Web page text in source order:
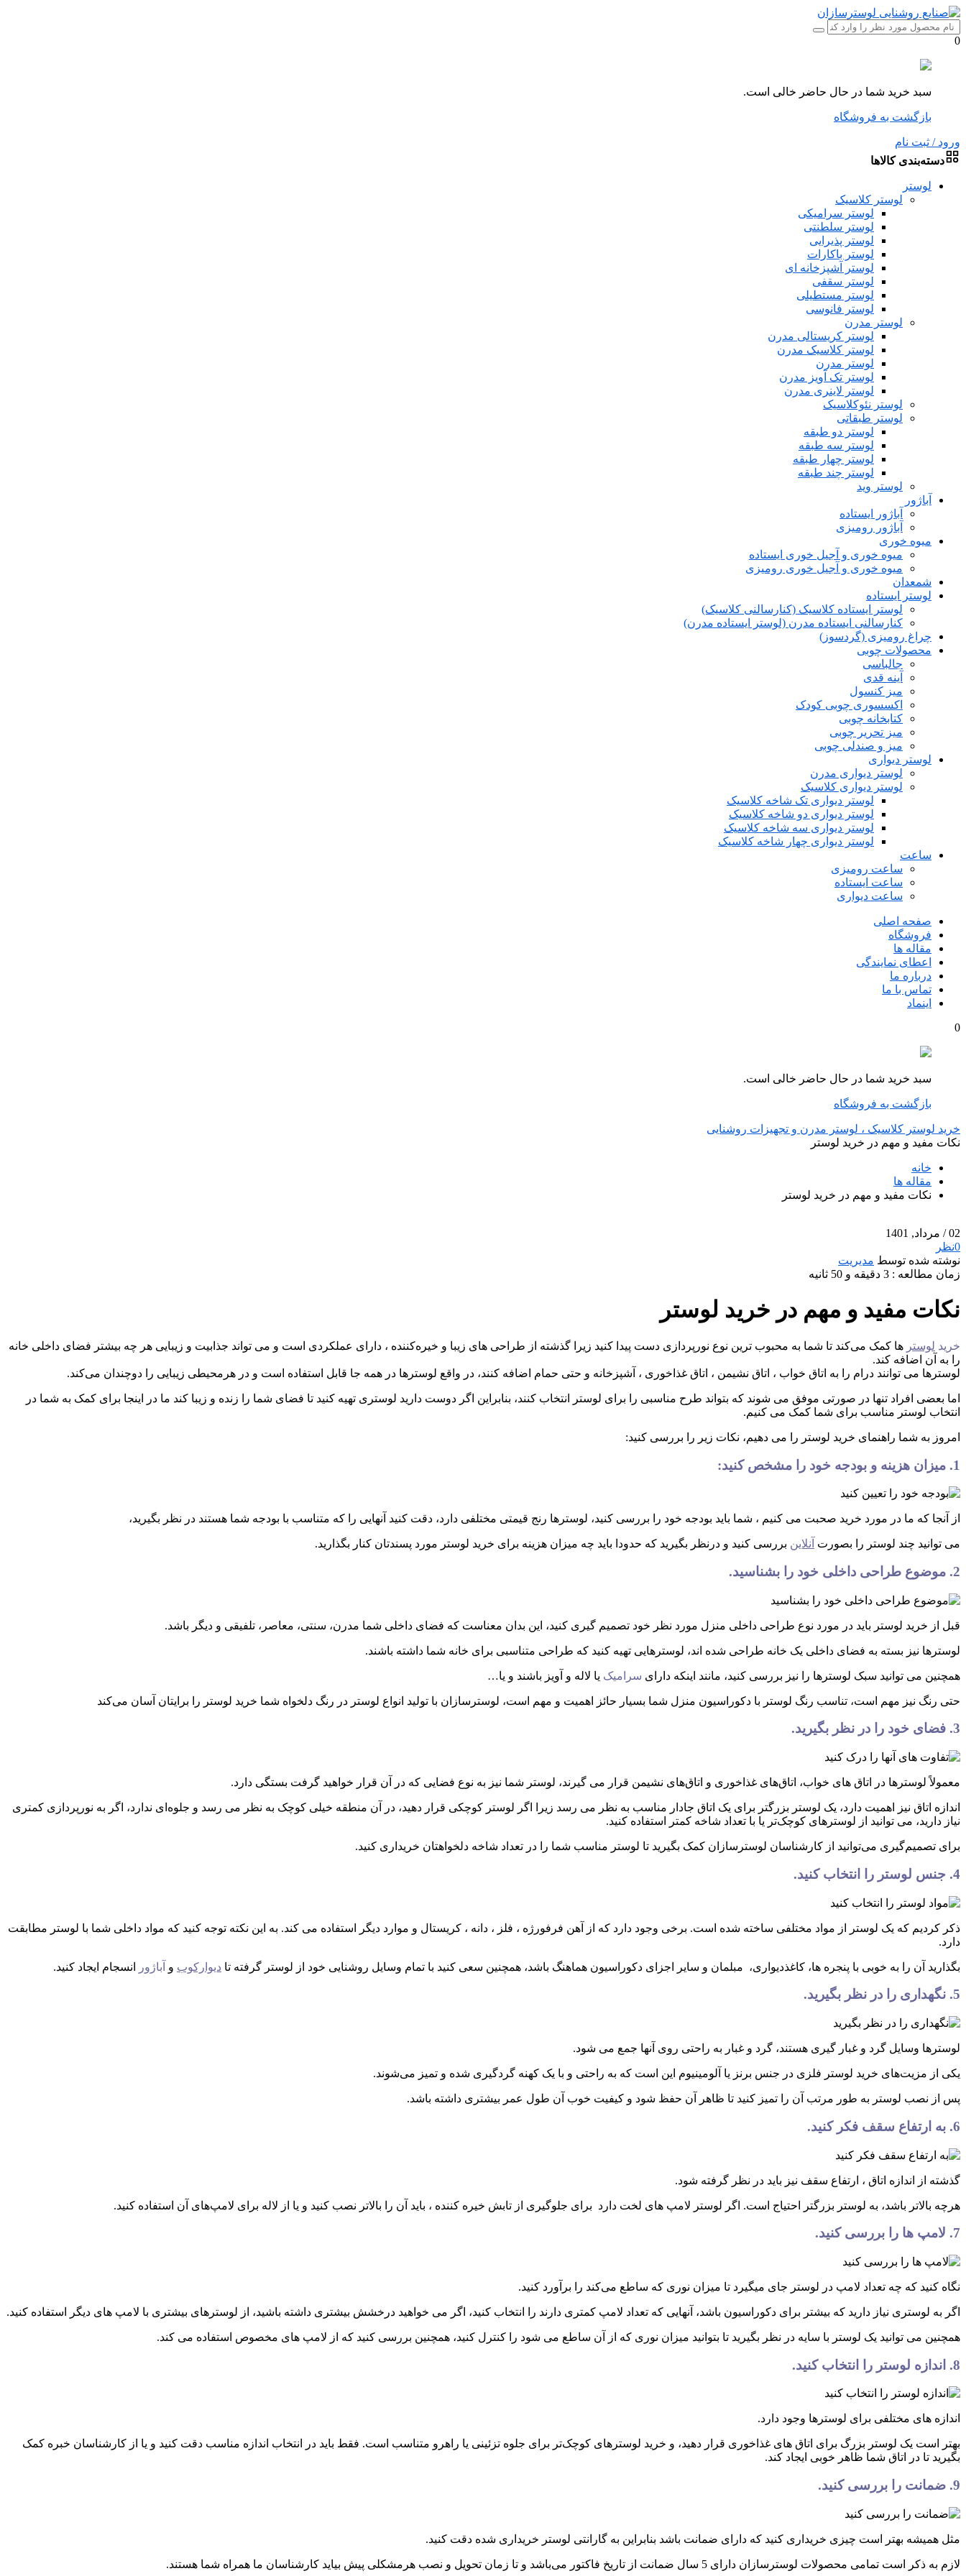
0
سبد خرید شما در حال حاضر خالی است.
بازگشت به فروشگاه
ورود / ثبت نام
دسته‌بندی کالاها
لوستر
لوستر کلاسیک
لوستر سرامیکی
لوستر سلطنتی
لوستر پذیرایی
لوستر باکارات
لوستر آشپزخانه ای
لوستر سقفی
لوستر مستطیلی
لوستر فانوسی
لوستر مدرن
لوستر کریستالی مدرن
لوستر کلاسیک مدرن
لوستر مدرن
لوستر تک آویز مدرن
لوستر لاینری مدرن
لوستر نئوکلاسیک
لوستر طبقاتی
لوستر دو طبقه
لوستر سه طبقه
لوستر چهار طبقه
لوستر چند طبقه
لوستر وید
آباژور
آباژور ایستاده
آباژور رومیزی
میوه خوری
میوه خوری و آجیل خوری ایستاده
میوه خوری و آجیل خوری رومیزی
شمعدان
لوستر ایستاده
لوستر ایستاده کلاسیک (کنارسالنی کلاسیک)
کنارسالنی ایستاده مدرن (لوستر ایستاده مدرن)
چراغ رومیزی (گردسوز)
محصولات چوبی
جالباسی
آینه قدی
میز کنسول
اکسسوری چوبی کودک
کتابخانه چوبی
میز تحریر چوبی
میز و صندلی چوبی
لوستر دیواری
لوستر دیواری مدرن
لوستر دیواری کلاسیک
لوستر دیواری تک شاخه کلاسیک
لوستر دیواری دو شاخه کلاسیک
لوستر دیواری سه شاخه کلاسیک
لوستر دیواری چهار شاخه کلاسیک
ساعت
ساعت رومیزی
ساعت ایستاده
ساعت دیواری
صفحه اصلی
فروشگاه
مقاله ها
اعطای نمایندگی
درباره ما
تماس با ما
اینماد
0
سبد خرید شما در حال حاضر خالی است.
بازگشت به فروشگاه
خرید لوستر کلاسیک ، لوستر مدرن و تجهیزات روشنایی
نکات مفید و مهم در خرید لوستر
خانه
مقاله ها
نکات مفید و مهم در خرید لوستر
02 / مرداد, 1401
0نظر
نوشته شده توسط مدیریت
زمان مطالعه : 3 دقیقه و 50 ثانیه
نکات مفید و مهم در خرید لوستر
خرید لوستر ها کمک می‌کند تا شما به محبوب ترین نوع نورپردازی دست پیدا کنید زیرا گذشته از طراحی های زیبا و خیره‌کننده ، دارای عملکردی است و می تواند جذابیت و زیبایی هر چه بیشتر فضای داخلی خانه
را به آن اضافه کند.
لوسترها می توانند درام را به اتاق خواب ، اتاق نشیمن ، اتاق غذاخوری ، آشپزخانه و حتی حمام اضافه كنند، در واقع لوسترها در همه جا قابل استفاده است و در هرمحیطی زیبایی را دوچندان می‌کند.
اما بعضی افراد تنها در صورتی موفق می شوند که بتواند طرح مناسبی را برای لوستر انتخاب کنند، بنابراین اگر دوست دارید لوستری تهیه کنید تا فضای شما را زنده و زیبا کند ما در اینجا برای کمک به شما در
انتخاب لوستر مناسب برای شما کمک می کنیم.
امروز به شما راهنمای خرید لوستر را می دهیم، نکات زیر را بررسی کنید:
1. میزان هزینه و بودجه خود را مشخص کنید:
از آنجا که ما در مورد خرید صحبت می کنیم ، شما باید بودجه خود را بررسی کنید، لوسترها رنج قیمتی مختلفی دارد، دقت کنید آنهایی را که متناسب با بودجه شما هستند در نظر بگیرید،
می توانید چند لوستر را بصورت آنلاین بررسی کنید و درنظر بگیرید که حدودا باید چه میزان هزینه برای خرید لوستر مورد پسندتان کنار بگذارید.
2. موضوع طراحی داخلی خود را بشناسید.
قبل از خرید لوستر باید در مورد نوع طراحی داخلی منزل مورد نظر خود تصمیم گیری کنید، این بدان معناست که فضای داخلی شما مدرن، سنتی، معاصر، تلفیقی و دیگر باشد.
لوسترها نیز بسته به فضای داخلی یک خانه طراحی شده اند، لوسترهایی تهیه کنید که طراحی متناسبی برای خانه شما داشته باشند.
همچنین می توانید سبک لوسترها را نیز بررسی کنید، مانند اینکه دارای سرامیک یا لاله و آویز باشند و یا…
حتی رنگ نیز مهم است، تناسب رنگ لوستر با دکوراسیون منزل شما بسیار حائز اهمیت و مهم است، لوسترسازان با تولید انواع لوستر در رنگ دلخواه شما خرید لوستر را برایتان آسان می‌کند
3. فضای خود را در نظر بگیرید.
معمولاً لوسترها در اتاق های خواب، اتاق‌های غذاخوری و اتاق‌های نشیمن قرار می گیرند، لوستر شما نیز به نوع فضایی که در آن قرار خواهید گرفت بستگی دارد.
اندازه اتاق نیز اهمیت دارد، یک لوستر بزرگتر برای یک اتاق جادار مناسب به نظر می رسد زیرا اگر لوستر کوچکی قرار دهید، در آن منطقه خیلی کوچک به نظر می رسد و جلوه‌ای ندارد، اگر به نورپردازی کمتری
نیاز دارید، می توانید از لوسترهای کوچک‌تر یا با تعداد شاخه کمتر استفاده کنید.
برای تصمیم‌گیری می‌توانید از کارشناسان لوسترسازان کمک بگیرید تا لوستر مناسب شما را در تعداد شاخه دلخواهتان خریداری کنید.
4. جنس لوستر را انتخاب کنید.
ذکر کردیم که یک لوستر از مواد مختلفی ساخته شده است. برخی وجود دارد که از آهن فرفورژه ، فلز ، دانه ، کریستال و موارد دیگر استفاده می کند. به این نکته توجه کنید که مواد داخلی شما با لوستر مطابقت
دارد.
بگذارید آن را به خوبی با پنجره ها، کاغذدیواری، مبلمان و سایر اجزای دکوراسیون هماهنگ باشد، همچنین سعی کنید با تمام وسایل روشنایی خود از لوستر گرفته تا دیوارکوب و آباژور انسجام ایجاد کنید.
5. نگهداری را در نظر بگیرید.
لوسترها وسایل گرد و غبار گیری هستند، گرد و غبار به راحتی روی آنها جمع می شود.
یکی از مزیت‌های خرید لوستر فلزی در جنس برنز یا آلومینیوم این است که به راحتی و با یک کهنه گردگیری شده و تمیز می‌شوند.
پس از نصب لوستر به طور مرتب آن را تمیز کنید تا ظاهر آن حفظ شود و کیفیت خوب آن طول عمر بیشتری داشته باشد.
6. به ارتفاع سقف فکر کنید.
گذشته از اندازه اتاق ، ارتفاع سقف نیز باید در نظر گرفته شود.
هرچه بالاتر باشد، به لوستر بزرگتر احتیاج است. اگر لوستر لامپ های لخت دارد برای جلوگیری از تابش خیره کننده ، باید آن را بالاتر نصب کنید و یا از لاله برای لامپ‌های آن استفاده کنید.
7. لامپ ها را بررسی کنید.
نگاه کنید که چه تعداد لامپ در لوستر جای میگیرد تا میزان نوری که ساطع می‌کند را برآورد کنید.
اگر به لوستری نیاز دارید که بیشتر برای دکوراسیون باشد، آنهایی که تعداد لامپ کمتری دارند را انتخاب کنید، اگر می خواهید درخشش بیشتری داشته باشید، از لوسترهای بیشتری با لامپ های دیگر استفاده کنید.
همچنین می توانید یک لوستر با سایه در نظر بگیرید تا بتوانید میزان نوری که از آن ساطع می شود را کنترل کنید، همچنین بررسی کنید که از لامپ های مخصوص استفاده می کند.
8. اندازه لوستر را انتخاب کنید.
اندازه های مختلفی برای لوسترها وجود دارد.
بهتر است یک لوستر بزرگ برای اتاق های غذاخوری قرار دهید، و خرید لوسترهای کوچک‌تر برای جلوه تزئینی یا راهرو متناسب است. فقط باید در انتخاب اندازه مناسب دقت کنید و یا از کارشناسان خبره کمک
بگیرید تا در اتاق شما ظاهر خوبی ایجاد کند.
9. ضمانت را بررسی کنید.
مثل همیشه بهتر است چیزی خریداری کنید که دارای ضمانت باشد بنابراین به گارانتی لوستر خریداری شده دقت کنید.
لازم به ذکر است تمامی محصولات لوسترسازان دارای 5 سال ضمانت از تاریخ فاکتور می‌باشد و تا زمان تحویل و نصب هرمشکلی پیش بیاید کارشناسان ما همراه شما هستند.